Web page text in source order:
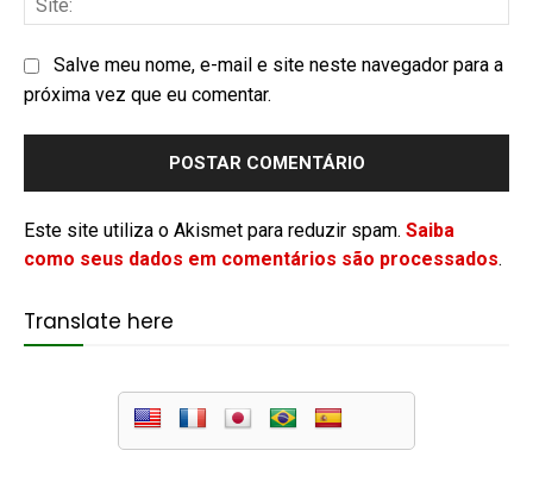
Salve meu nome, e-mail e site neste navegador para a
próxima vez que eu comentar.
Este site utiliza o Akismet para reduzir spam. Saiba
como seus dados em comentários são processados.
Translate here